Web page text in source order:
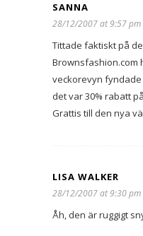
SANNA
28/12/2007 at 9:57 pm
Tittade faktiskt på
Brownsfashion.com
veckorevyn
det var 30% rabatt
Grattis till den nya
LISA WALKER
28/12/2007 at 9:30 pm
Åh, den är ruggigt